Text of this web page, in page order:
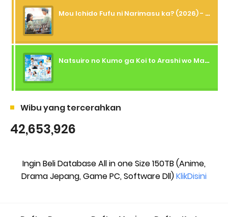
Mou Ichido Fufu ni Narimasu ka? (2026) - 01 Subtitle Indonesia
Natsuiro no Kumo ga Koi to Arashi wo Makiokosu (2026) - 01 Subtitle Indonesia
Wibu yang tercerahkan
42,653,926
Ingin Beli Database All in one Size 150TB (Anime,
Drama Jepang, Game PC, Software Dll)KlikDisini